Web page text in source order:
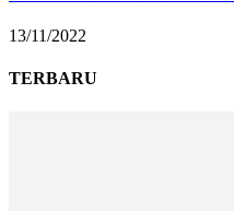
13/11/2022
TERBARU